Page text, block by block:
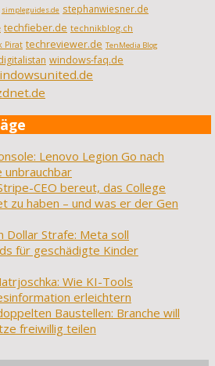
simpleguides.de stephanwiesner.de
techfieber.de technikblog.ch
Pirat techreviewer.de TenMedia Blog
windows-faq.de
Lenovo Legion Go nach
unbrauchbar
CEO bereut, das College
zu haben – und was er der Gen
Dollar Strafe: Meta soll
für geschädigte Kinder
Wie KI-Tools
erleichtern
Baustellen: Branche will
freiwillig teilen